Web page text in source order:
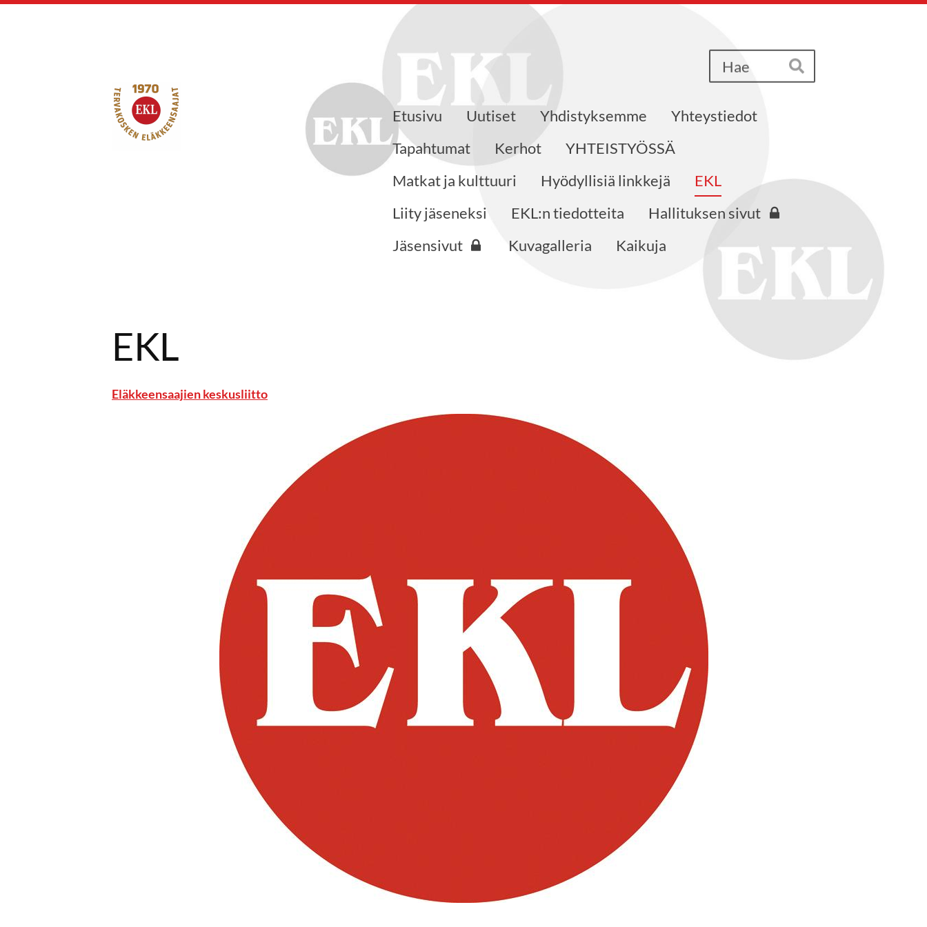
Hae
Tervakosken Eläkkeensaajat ry
Etusivu Uutiset Yhdistyksemme
Yhteystiedot
Tapahtumat
Kerhot
YHTEISTYÖSSÄ
Matkat ja kulttuuri
Hyödyllisiä linkkejä
EKL
Liity jäseneksi
EKL:n tiedotteita
Hallituksen sivut
Jäsensivut
Kuvagalleria Kaikuja
EKL
Eläkkeensaajien keskusliitto